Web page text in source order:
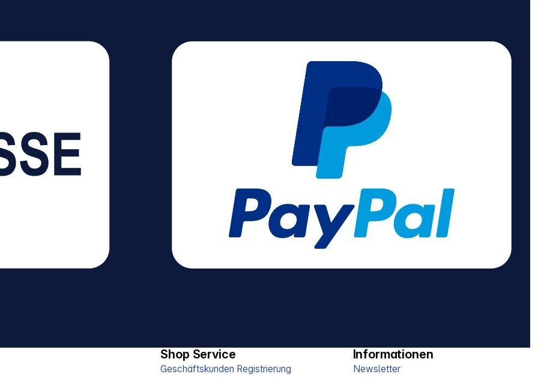
Shop Service
Geschäftskunden Registrierung
Informationen
Newsletter